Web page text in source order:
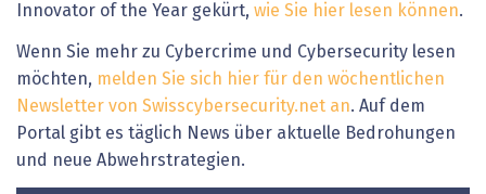
Innovator of the Year gekürt, wie Sie hier lesen können.
Wenn Sie mehr zu Cybercrime und Cybersecurity lesen
möchten, melden Sie sich hier für den wöchentlichen
Newsletter von Swisscybersecurity.net an. Auf dem
Portal gibt es täglich News über aktuelle Bedrohungen
und neue Abwehrstrategien.